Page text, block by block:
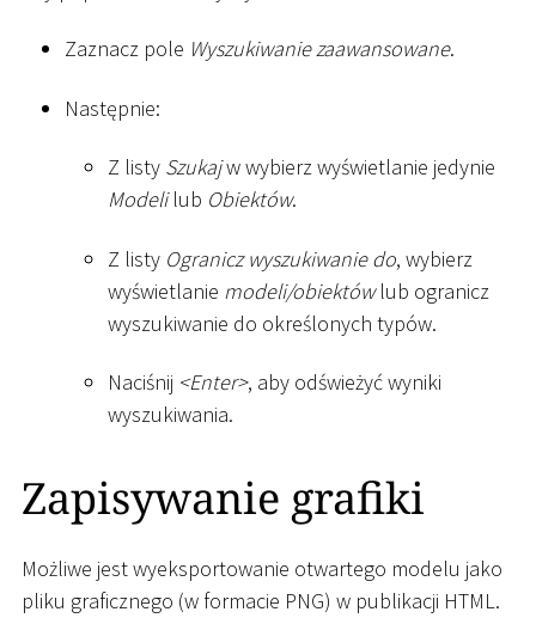
Zaznacz pole Wyszukiwanie zaawansowane.
Następnie:
Z listy Szukajw wybierz wyświetlanie jedynie
Modelilub Obiektów.
Z listy Ogranicz wyszukiwanie do, wybierz
wyświetlanie modeli/obiektówlub ogranicz
wyszukiwanie do określonych typów.
Naciśnij <Enter>, aby odświeżyć wyniki
wyszukiwania.
Zapisywanie grafiki
Możliwe jest wyeksportowanie otwartego modelu jako
pliku graficznego (w formacie PNG) w publikacji HTML.